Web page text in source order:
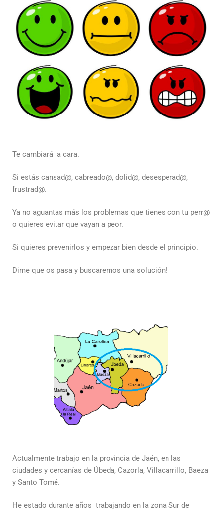
Te cambiará la cara.
Si estás cansad@, cabreado@, dolid@, desesperad@,
frustrad@.
Ya no aguantas más los problemas que tienes con tu perr@
o quieres evitar que vayan a peor.
Si quieres prevenirlos y empezar bien desde el principio.
Dime que os pasa y buscaremos una solución!
Actualmente trabajo en la provincia de Jaén, en las
ciudades y cercanías de Úbeda, Cazorla, Villacarrillo, Baeza
y Santo Tomé.
He estado durante años trabajando en la zona Sur de